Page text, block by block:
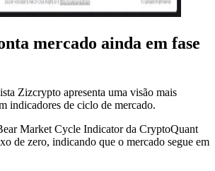
mercado ainda em fase
Zizcrypto apresenta uma visão mais
indicadores de ciclo de mercado.
Market Cycle Indicator da CryptoQuant
de zero, indicando que o mercado segue em